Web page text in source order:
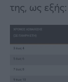
της, ως εξής: